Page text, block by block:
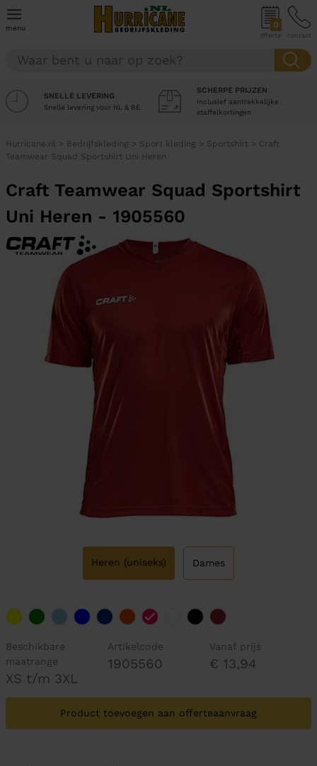
menu 0
offerte contact
SNELLE LEVERING
Snelle levering voor NL & BE
SCHERPE PRIJZEN
Inclusief aantrekkelijke
staffelkortingen
Hurricane.nl > Bedrijfskleding > Sport kleding > Sportshirt > Craft
Teamwear Squad Sportshirt Uni Heren
Craft Teamwear Squad Sportshirt
Uni Heren - 1905560
Heren (uniseks) Dames
Beschikbare
maatrange
XS t/m 3XL
Artikelcode
1905560
Vanaf prijs
€ 13,94
Product toevoegen aan offerteaanvraag